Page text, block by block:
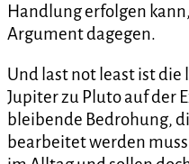
Handlung erfolgen
Argument dagegen.
Und last not least ist die
Jupiter zu Pluto auf der
bleibende Bedrohung,
bearbeitet werden